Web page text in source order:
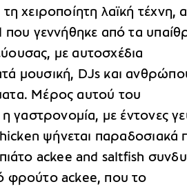
χειροποίητη λαϊκή τέχνη,
γεννήθηκε από τα
με αυτοσχέδια
μουσική, DJs και
Μέρος αυτού του
γαστρονομία, με έντονες
ψήνεται παραδοσιακά
ackee and saltfish
φρούτο ackee, που το